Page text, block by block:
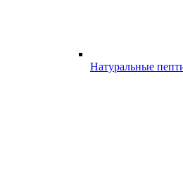
Натуральные